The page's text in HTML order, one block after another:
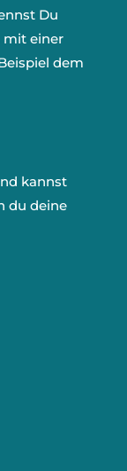
Du
mit einer
dem
kannst
du deine